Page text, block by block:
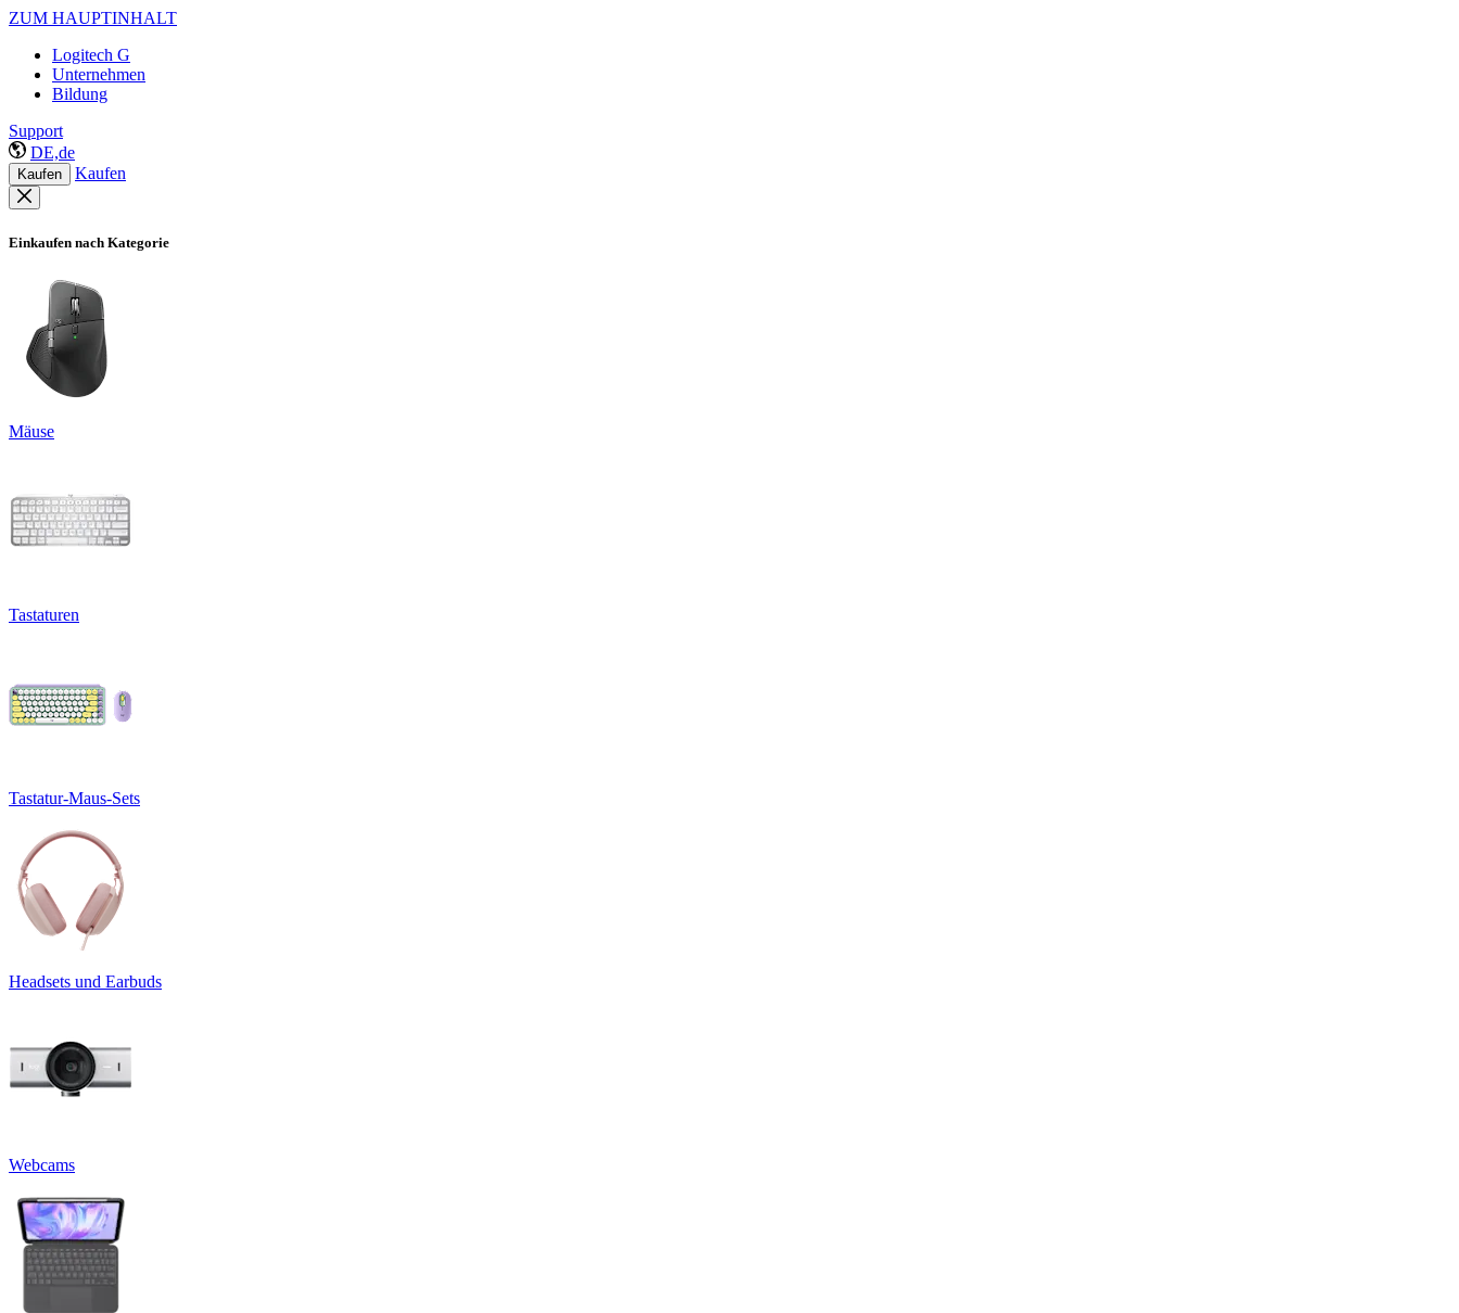
ZUM HAUPTINHALT
Logitech G
Unternehmen
Bildung
Support
DE,de
Kaufen Kaufen
Einkaufen nach Kategorie
Mäuse
Tastaturen
Tastatur-Maus-Sets
Headsets und Earbuds
Webcams